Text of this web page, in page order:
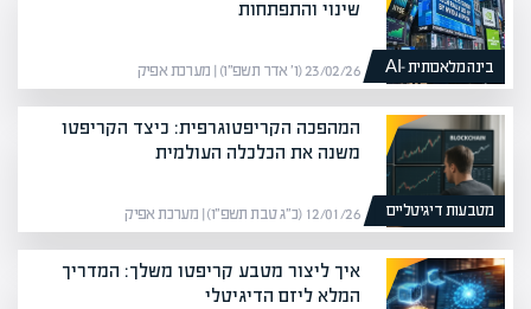
בינה מלאכותית -AI
שינוי והתפתחות
23/02/26 (ו׳ אדר תשפ״ו) | מערכת אפיק
מטבעות דיגיטליים
המהפכה הקריפטוגרפית: כיצד הקריפטו
משנה את הכלכלה העולמית
12/01/26 (כ״ג טבת תשפ״ו) | מערכת אפיק
איך ליצור מטבע קריפטו משלך: המדריך
המלא ליזם הדיגיטלי